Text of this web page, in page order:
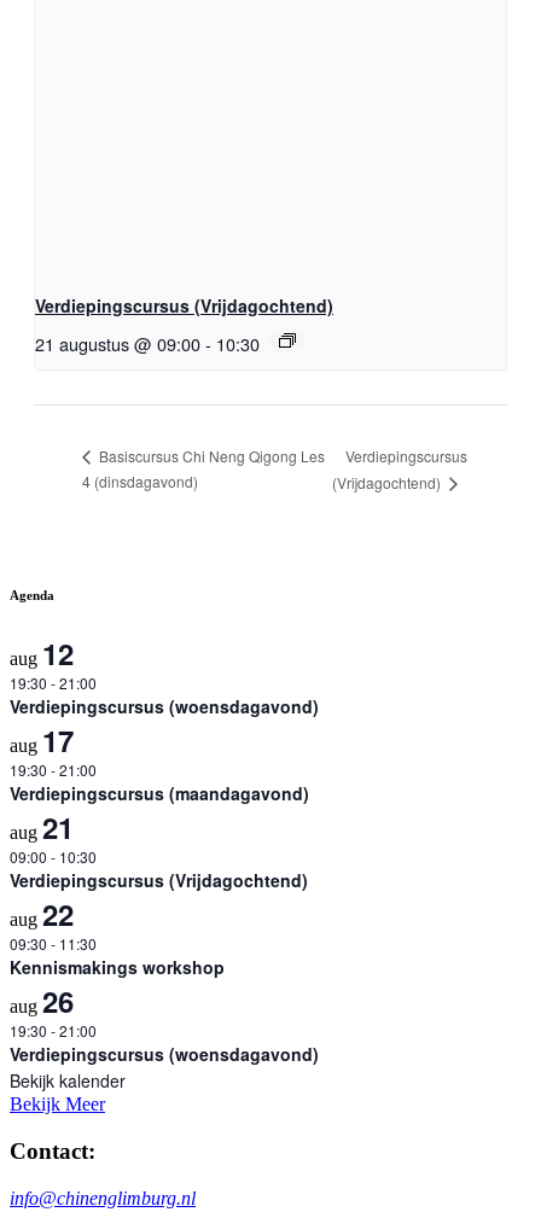
Verdiepingscursus (Vrijdagochtend)
21 augustus @ 09:00- 10:30
Basiscursus Chi Neng Qigong Les
4 (dinsdagavond)
Verdiepingscursus
(Vrijdagochtend)
Agenda
aug 12
19:30 -21:00
Verdiepingscursus (woensdagavond)
aug 17
19:30 -21:00
Verdiepingscursus (maandagavond)
aug 21
09:00 - 10:30
Verdiepingscursus (Vrijdagochtend)
aug 22
09:30 - 11:30
Kennismakings workshop
aug 26
19:30 -21:00
Verdiepingscursus (woensdagavond)
Bekijk kalender
Bekijk Meer
Contact:
info@chinenglimburg.nl